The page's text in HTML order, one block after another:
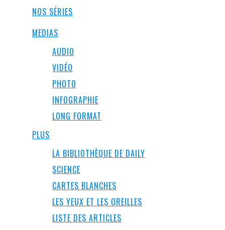
NOS SÉRIES
MEDIAS
AUDIO
VIDÉO
PHOTO
INFOGRAPHIE
LONG FORMAT
PLUS
LA BIBLIOTHÈQUE DE DAILY
SCIENCE
CARTES BLANCHES
LES YEUX ET LES OREILLES
LISTE DES ARTICLES